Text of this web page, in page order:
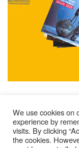
Mentions
We use cookies on
experience by
visits. By clicking
the cookies.